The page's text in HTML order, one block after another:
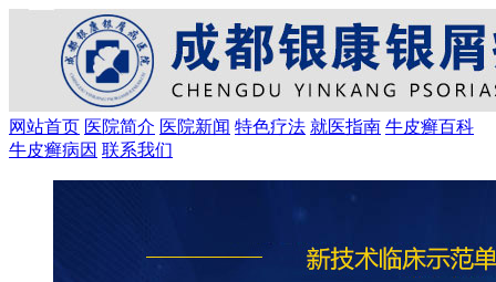
网站首页 医院简介 医院新闻 特色疗法 就医指南 牛皮癣百科
牛皮癣病因 联系我们